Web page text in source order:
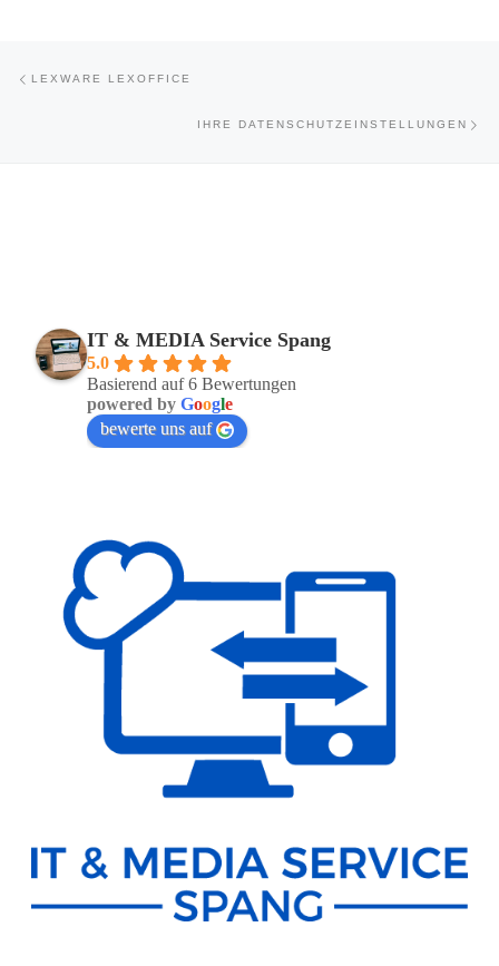
LEXWARE LEXOFFICE
IHRE DATENSCHUTZEINSTELLUNGEN
IT & MEDIA Service Spang
5.0
Basierend auf 6 Bewertungen
powered by Google
bewerte uns auf